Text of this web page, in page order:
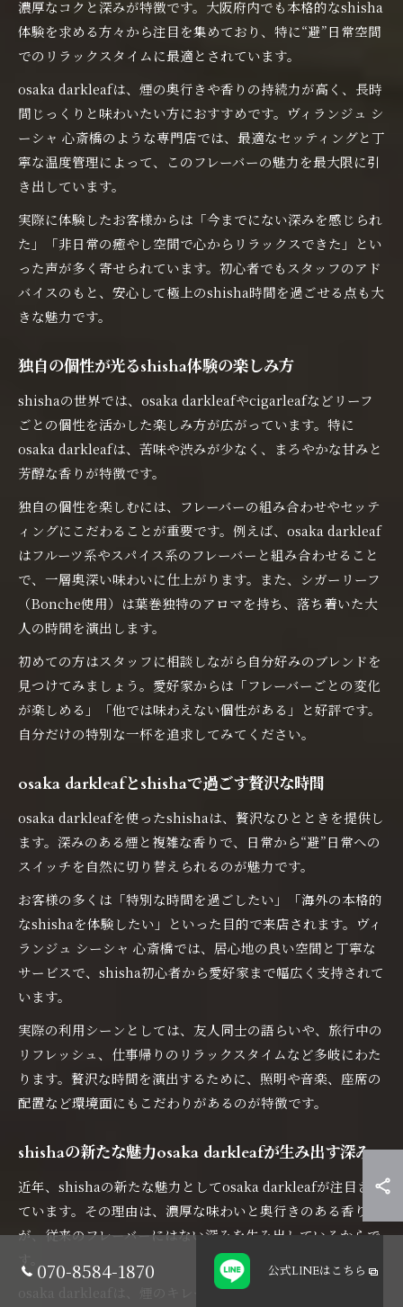
濃厚なコクと深みが特徴です。大阪府内でも本格的なshisha
体験を求める方々から注目を集めており、特に“避”日常空間
でのリラックスタイムに最適とされています。
osaka darkleafは、煙の奥行きや香りの持続力が高く、長時
間じっくりと味わいたい方におすすめです。ヴィランジュ シ
ーシャ 心斎橋のような専門店では、最適なセッティングと丁
寧な温度管理によって、このフレーバーの魅力を最大限に引
き出しています。
実際に体験したお客様からは「今までにない深みを感じられ
た」「非日常の癒やし空間で心からリラックスできた」とい
った声が多く寄せられています。初心者でもスタッフのアド
バイスのもと、安心して極上のshisha時間を過ごせる点も大
きな魅力です。
独自の個性が光るshisha体験の楽しみ方
shishaの世界では、osaka darkleafやcigarleafなどリーフ
ごとの個性を活かした楽しみ方が広がっています。特に
osaka darkleafは、苦味や渋みが少なく、まろやかな甘みと
芳醇な香りが特徴です。
独自の個性を楽しむには、フレーバーの組み合わせやセッテ
ィングにこだわることが重要です。例えば、osaka darkleaf
はフルーツ系やスパイス系のフレーバーと組み合わせること
で、一層奥深い味わいに仕上がります。また、シガーリーフ
（Bonche使用）は葉巻独特のアロマを持ち、落ち着いた大
人の時間を演出します。
初めての方はスタッフに相談しながら自分好みのブレンドを
見つけてみましょう。愛好家からは「フレーバーごとの変化
が楽しめる」「他では味わえない個性がある」と好評です。
自分だけの特別な一杯を追求してみてください。
osaka darkleafとshishaで過ごす贅沢な時間
osaka darkleafを使ったshishaは、贅沢なひとときを提供し
ます。深みのある煙と複雑な香りで、日常から“避”日常への
スイッチを自然に切り替えられるのが魅力です。
お客様の多くは「特別な時間を過ごしたい」「海外の本格的
なshishaを体験したい」といった目的で来店されます。ヴィ
ランジュ シーシャ 心斎橋では、居心地の良い空間と丁寧な
サービスで、shisha初心者から愛好家まで幅広く支持されて
います。
実際の利用シーンとしては、友人同士の語らいや、旅行中の
リフレッシュ、仕事帰りのリラックスタイムなど多岐にわた
ります。贅沢な時間を演出するために、照明や音楽、座席の
配置など環境面にもこだわりがあるのが特徴です。
shishaの新たな魅力osaka darkleafが生み出す深み
近年、shishaの新たな魅力としてosaka darkleafが注目され
ています。その理由は、濃厚な味わいと奥行きのある香り
が、従来のフレーバーにはない深みを生み出しているからで
osaka darkleafは、煙のキレやアフターテイストまで計算さ
070-8584-1870 公式LINEはこちら